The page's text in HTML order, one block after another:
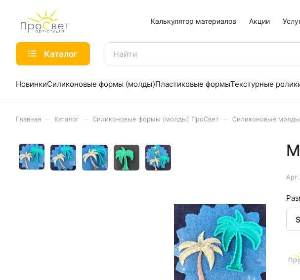
Калькулятор материалов Акции
Каталог
НовинкиСиликоновые формы (молды)Пластиковые формыТекстурные
Главная Каталог Силиконовые формы (молды) ПроСвет Силиконовые
Арт.
S